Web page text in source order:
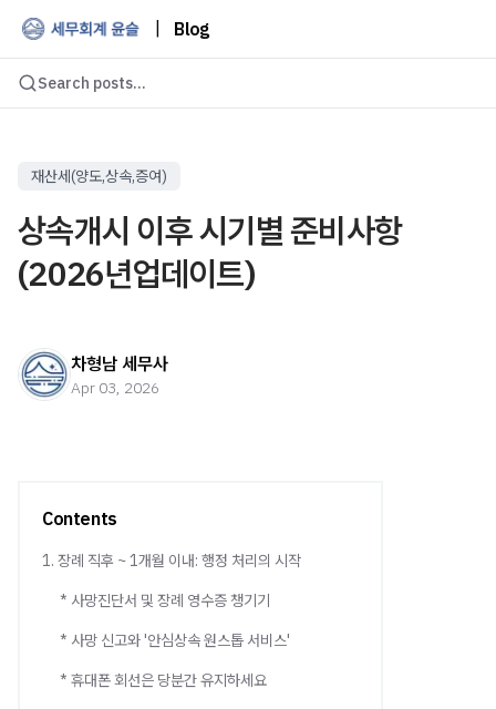
Blog
Search posts...
재산세(양도,상속,증여)
상속개시 이후 시기별 준비사항
(2026년업데이트)
차형남 세무사
Apr 03, 2026
Contents
1. 장례 직후 ~ 1개월 이내: 행정 처리의 시작
* 사망진단서 및 장례 영수증 챙기기
* 사망 신고와 '안심상속 원스톱 서비스'
* 휴대폰 회선은 당분간 유지하세요